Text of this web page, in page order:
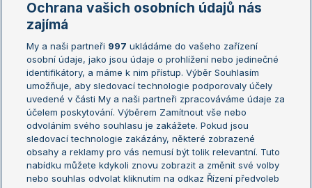
Žebříčky
Žebříček ATP (muži)
Žebříček WTA (ženy)
Sázkařský žebříček
Australian Open
French Open
Wimbledon
US Open
Turnaj mistrů
Turnaj mistryň
Aktualní trendy
Ochrana vašich osobních údajů nás
zajímá
My a naši partneři 997 ukládáme do vašeho zařízení
osobní údaje, jako jsou údaje o prohlížení nebo jedinečné
identifikátory, a máme k nim přístup. Výběr Souhlasím
umožňuje, aby sledovací technologie podporovaly účely
uvedené v části My a naši partneři zpracováváme údaje za
účelem poskytování. Výběrem Zamítnout vše nebo
odvoláním svého souhlasu je zakážete. Pokud jsou
sledovací technologie zakázány, některé zobrazené
obsahy a reklamy pro vás nemusí být tolik relevantní. Tuto
nabídku můžete kdykoli znovu zobrazit a změnit své volby
nebo souhlas odvolat kliknutím na odkaz Řízení předvoleb